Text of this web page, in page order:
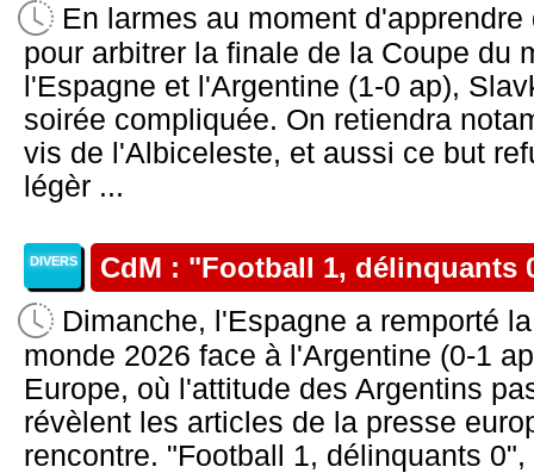
En larmes au moment
pour arbitrer la finale de la Coupe du
l'Espagne et l'Argentine (1-0 ap),
soirée compliquée. On retiendra
vis de l'Albiceleste, et aussi ce but
légèr ...
DIVERS CdM : "Football 1, délinquants
Dimanche, l'Espagne a remporté
monde 2026 face à l'Argentine (0-1
Europe, où l'attitude des Argentins
révèlent les articles de la presse
rencontre. "Football 1, délinquants